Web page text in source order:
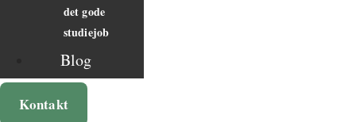
det gode
studiejob
Blog
Kontakt